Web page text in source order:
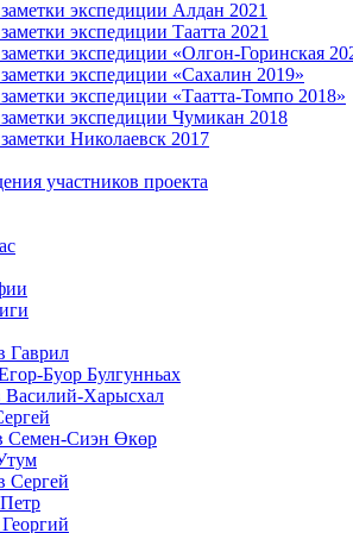
экспедиции Алдан 2021
экспедиции Таатта 2021
экспедиции «Олгон-Горинская
экспедиции «Сахалин 2019»
экспедиции «Таатта-Томпо 2018»
экспедиции Чумикан 2018
Николаевск 2017
участников проекта
Гаврил
Буор Булгунньах
Василий-Харысхал
Семен-Сиэн Өкөр
Сергей